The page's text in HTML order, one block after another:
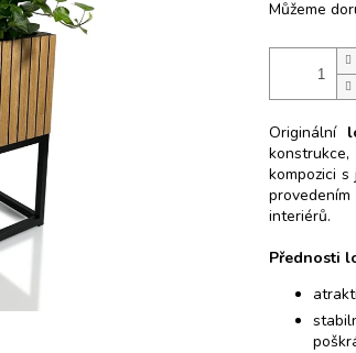
Můžeme
Originální
kompozici
interiérů.
Přednosti